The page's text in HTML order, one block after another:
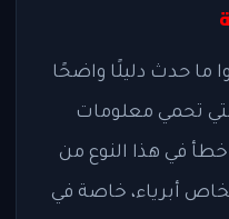
ما حدث دليلًا واضحًا
تحمي معلومات
في هذا النوع من
أبرياء، خاصة في